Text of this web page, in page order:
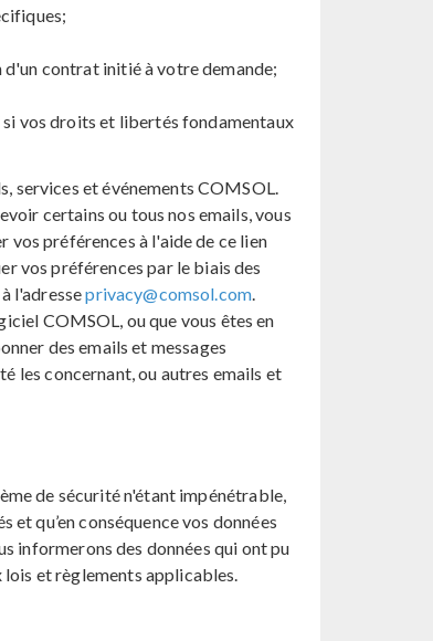
d'un contrat initié à votre demande;
si vos droits et libertés fondamentaux
services et événements COMSOL.
certains ou tous nos emails, vous
vos préférences à l'aide de ce lien
vos préférences par le biais des
l'adresseprivacy@comsol.com.
COMSOL, ou que vous êtes en
des emails et messages
les concernant, ou autres emails et
de sécurité n'étant impénétrable,
qu’en conséquence vos données
informerons des données qui ont pu
et règlements applicables.